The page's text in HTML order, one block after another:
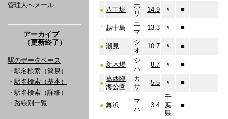
管理人へメール
アーカイブ
（更新終了）
駅のデータベース
・ 駅名検索（簡易）
・ 駅名検索（基本）
・駅名検索（詳細）
・ 路線別一覧
● 八丁堀
ホ
リ
14.9 〃 ■
* 越中島
エ
マ
13.3 〃 ■
● 潮見
シ
オ
10.7 〃 ■
● 新木場
シ
ハ
8.7 〃 ■
●
葛西臨
海公園
カ
サ
5.5 〃 ■
● 舞浜
マ
ハ
3.4
千
葉
県
■